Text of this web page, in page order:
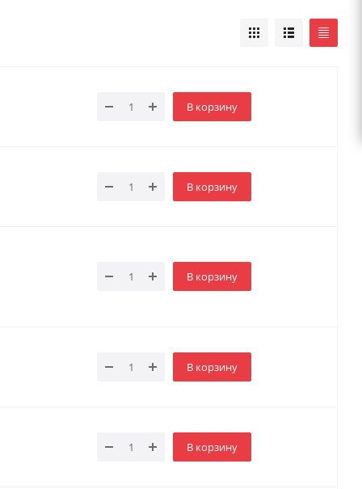
В корзину
В корзину
В корзину
В корзину
В корзину